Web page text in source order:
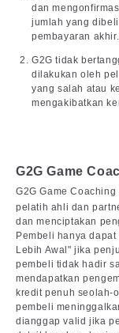
dan
jumlah yang
pembayaran akhir.
G2G tidak
dilakukan oleh
yang salah atau
mengakibatkan
G2G Game
G2G Game
pelatih ahli dan
dan menciptakan
Pembeli hanya
Lebih Awal" jika
pembeli tidak hadir
mendapatkan
kredit penuh seolah-
pembeli
dianggap valid jika